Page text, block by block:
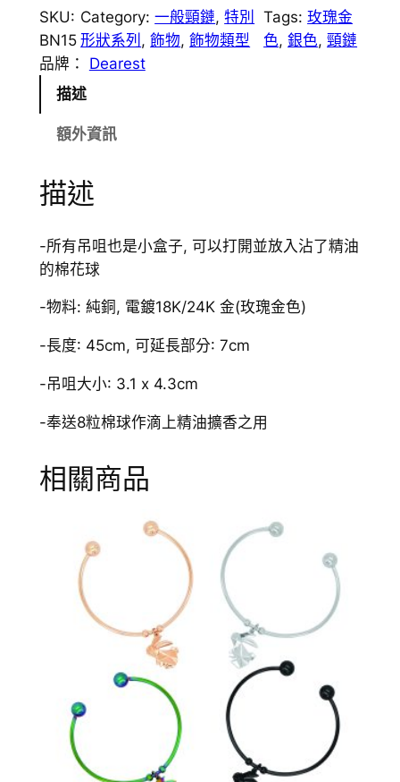
1
5
玫
瑰
香
頸
鏈
量
SKU:
BN15
Category:一般頸鏈, 特別
形狀系列 , 飾物, 飾物類型
Tags:玫瑰金
色, 銀色, 頸鏈
品牌： Dearest
描述
額外資訊
描述
-所有吊咀也是小盒子, 可以打開並放入沾了精油
的棉花球
-物料: 純銅, 電鍍18K/24K 金(玫瑰金色)
-長度: 45cm, 可延長部分: 7cm
-吊咀大小: 3.1 x 4.3cm
-奉送8粒棉球作滴上精油擴香之用
相關商品